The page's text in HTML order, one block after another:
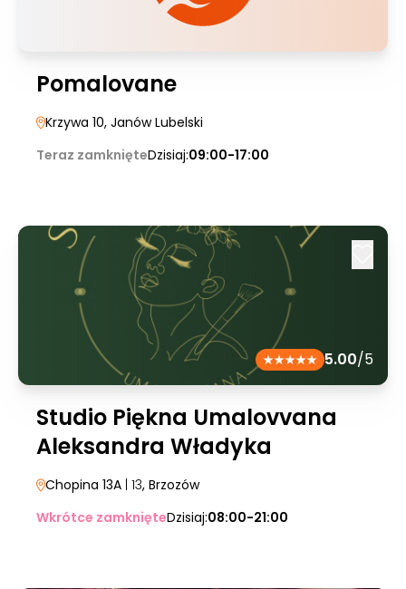
Pomalovane
Krzywa 10, Janów Lubelski
Teraz zamknięteDzisiaj:09:00-17:00
5.00/5
Studio Piękna Umalovvana
Aleksandra Władyka
Chopina 13A | 13, Brzozów
Wkrótce zamknięteDzisiaj:08:00-21:00